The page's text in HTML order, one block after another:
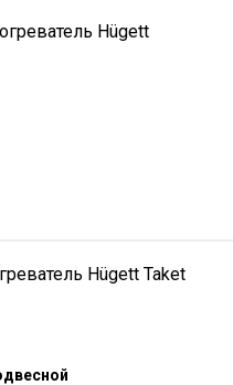
Hügett
Hügett Taket